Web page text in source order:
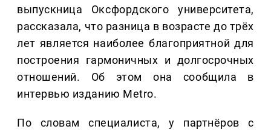
выпускница Оксфордского университета,
рассказала, что разница в возрасте до трёх
лет является наиболее благоприятной для
построения гармоничных и долгосрочных
отношений. Об этом она сообщила в
интервью изданию Metro.
По словам специалиста, у партнёров с